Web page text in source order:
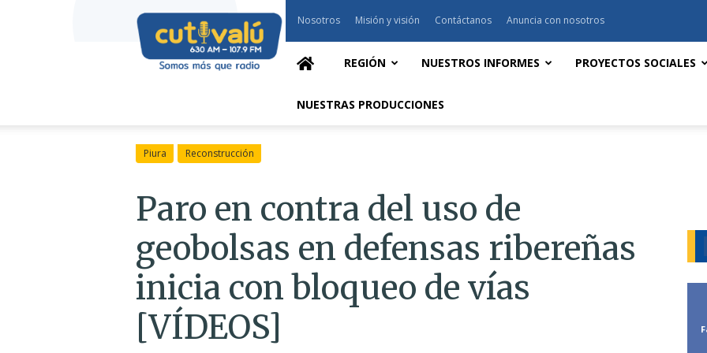
Cutivalú
Piura
Nosotros Misión y visión Contáctanos Anuncia con nosotros
REGIÓN NUESTROS INFORMES PROYECTOS SOCIALES
NUESTRAS PRODUCCIONES
Piura Reconstrucción
Paro en contra del uso de
geobolsas en defensas ribereñas
inicia con bloqueo de vías
[VÍDEOS]